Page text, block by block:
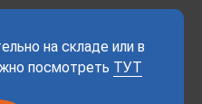
на складе или в
посмотреть ТУТ